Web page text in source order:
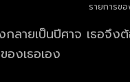
รายการข
ลายเป็นปีศาจ เธอจึง
งเธอเอง